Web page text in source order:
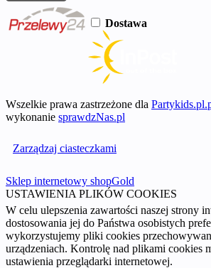
Dostawa
Wszelkie prawa zastrzeżone dla
wykonanie sprawdzNas.pl
Zarządzaj ciasteczkami
Sklep internetowy shopGold
USTAWIENIA PLIKÓW COOKIES
W celu ulepszenia zawartości naszej strony
dostosowania jej do Państwa osobistych
wykorzystujemy pliki cookies
urządzeniach. Kontrolę nad plikami cookies
ustawienia przeglądarki internetowej.